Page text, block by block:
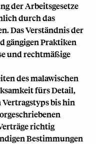
der Arbeitsgesetze
durch das
Das Verständnis der
gängigen Praktiken
und rechtmäßige
des malawischen
fürs Detail,
Vertragstyps bis hin
richtig
Bestimmungen